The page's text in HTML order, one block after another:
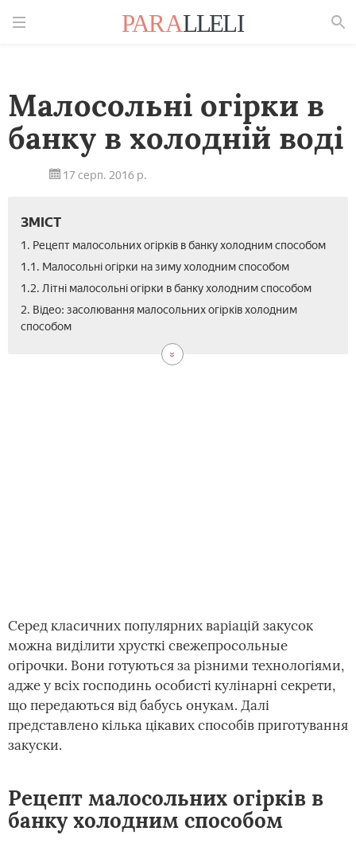
Малосольні огірки в
банку в холодній воді
17 серп. 2016 р.
ЗМІСТ
1. Рецепт малосольних огірків в банку холодним способом
1.1. Малосольні огірки на зиму холодним способом
1.2. Літні малосольні огірки в банку холодним способом
2. Відео: засолювання малосольних огірків холодним
способом
Серед класичних популярних варіацій закусок
можна виділити хрусткі свежепросольные
огірочки. Вони готуються за різними технологіями,
адже у всіх господинь особисті кулінарні секрети,
що передаються від бабусь онукам. Далі
представлено кілька цікавих способів приготування
закуски.
Рецепт малосольних огірків в
банку холодним способом